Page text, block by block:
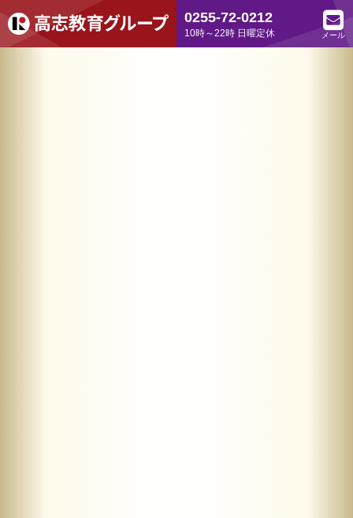
0255-72-0212
10時～22時 日曜定休 メール